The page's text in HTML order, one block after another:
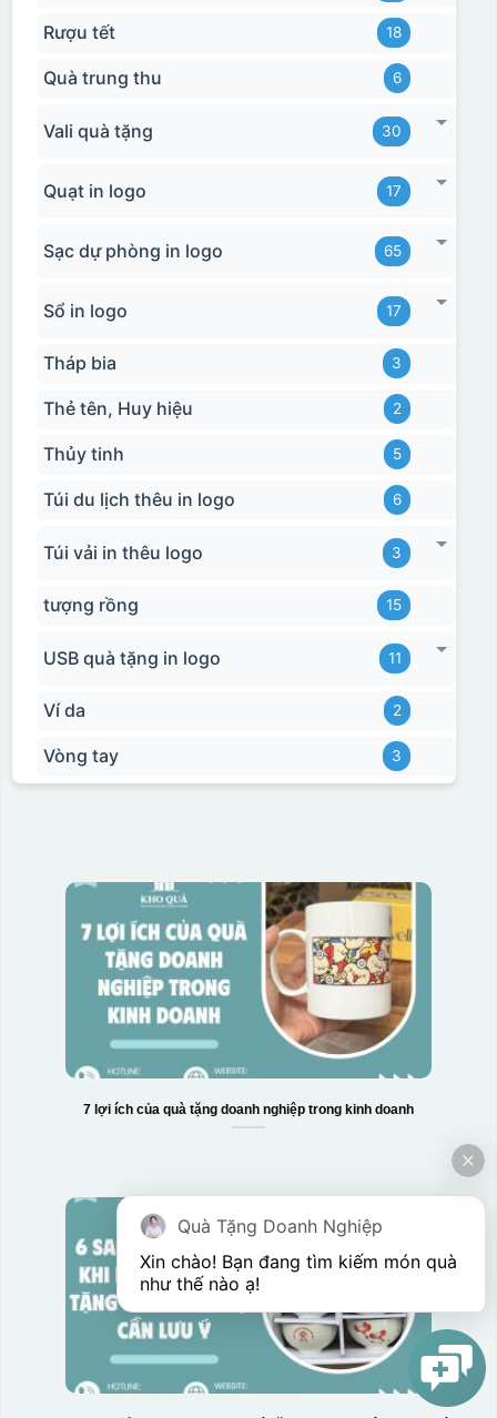
Rượu tết 18
Quà trung thu 6
Vali quà tặng 30
Quạt in logo 17
Sạc dự phòng in logo 65
Sổ in logo 17
Tháp bia 3
Thẻ tên, Huy hiệu 2
Thủy tinh 5
Túi du lịch thêu in logo 6
Túi vải in thêu logo 3
tượng rồng 15
USB quà tặng in logo 11
Ví da 2
Vòng tay 3
7 lợi ích của quà tặng doanh nghiệp trong kinh doanh
Quà Tặng Doanh Nghiệp
Xin chào! Bạn đang tìm kiếm món quà
như thế nào ạ!